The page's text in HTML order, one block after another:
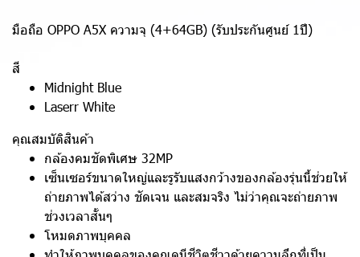
มือถือ OPPO A5X ความจุ (4+64GB) (รับประกันศูนย์ 1ปี)
สี
Midnight Blue
Laserr White
คุณสมบัติสินค้า
กล้องคมชัดพิเศษ 32MP
เซ็นเซอร์ขนาดใหญ่และรูรับแสงกว้างของกล้องรุ่นนี้ช่วยให้
ถ่ายภาพได้สว่าง ชัดเจน และสมจริง ไม่ว่าคุณจะถ่ายภาพ
ช่วงเวลาสั้นๆ
โหมดภาพบุคคล